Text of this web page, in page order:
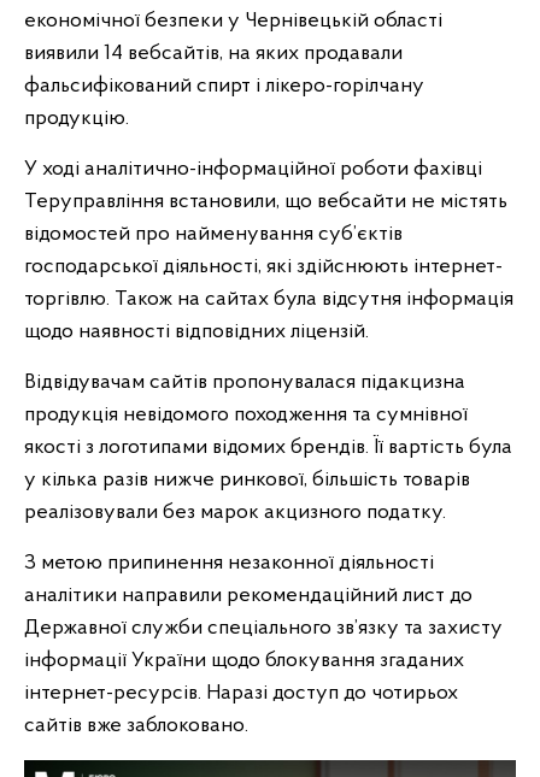
економічної безпеки у Чернівецькій області
виявили 14 вебсайтів, на яких продавали
фальсифікований спирт і лікеро-горілчану
продукцію.
У ході аналітично-інформаційної роботи фахівці
Теруправління встановили, що вебсайти не містять
відомостей про найменування суб’єктів
господарської діяльності, які здійснюють інтернет-
торгівлю. Також на сайтах була відсутня інформація
щодо наявності відповідних ліцензій.
Відвідувачам сайтів пропонувалася підакцизна
продукція невідомого походження та сумнівної
якості з логотипами відомих брендів. Її вартість була
у кілька разів нижче ринкової, більшість товарів
реалізовували без марок акцизного податку.
З метою припинення незаконної діяльності
аналітики направили рекомендаційний лист до
Державної служби спеціального зв’язку та захисту
інформації України щодо блокування згаданих
інтернет-ресурсів. Наразі доступ до чотирьох
сайтів вже заблоковано.